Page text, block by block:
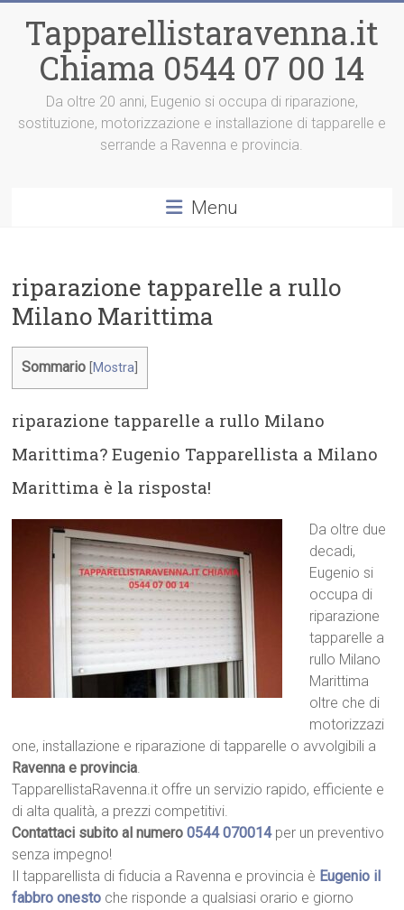
contenuto
Tapparellistaravenna.it
Chiama 0544 07 00 14
Da oltre 20 anni, Eugenio si occupa di riparazione,
sostituzione, motorizzazione e installazione di tapparelle e
serrande a Ravenna e provincia.
Menu
riparazione tapparelle a rullo
Milano Marittima
Sommario Mostra
riparazione tapparelle a rullo Milano
Marittima? Eugenio Tapparellista a Milano
Marittima è la risposta!
Da oltre due
decadi,
Eugenio si
occupa di
riparazione
tapparelle a
rullo Milano
Marittima
oltre che di
motorizzazi
one, installazione e riparazione di tapparelle o avvolgibili a
Ravenna e provincia.
TapparellistaRavenna.it offre un servizio rapido, efficiente e
di alta qualità, a prezzi competitivi.
Contattaci subito al numero0544 070014per un preventivo
senza impegno!
Il tapparellista di fiducia a Ravenna e provincia è Eugenio il
fabbro onesto che risponde a qualsiasi orario e giorno